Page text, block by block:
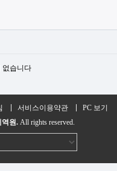
없습니다
서비스이용약관
PC 보기
역원. All rights reserved.